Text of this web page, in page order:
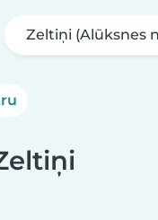
Zeltiņi (Alūksnes